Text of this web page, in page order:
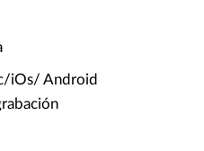
iOs/ Android